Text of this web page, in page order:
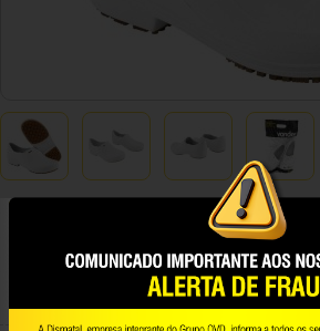
Sapato ocupacional classic, com
salto, branco, n° 35, VONDER
70.07.000.035